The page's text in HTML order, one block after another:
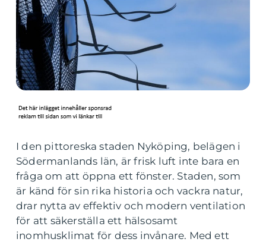
I den pittoreska staden Nyköping, belägen i
Södermanlands län, är frisk luft inte bara en
fråga om att öppna ett fönster. Staden, som
är känd för sin rika historia och vackra natur,
drar nytta av effektiv och modern ventilation
för att säkerställa ett hälsosamt
inomhusklimat för dess invånare. Med ett